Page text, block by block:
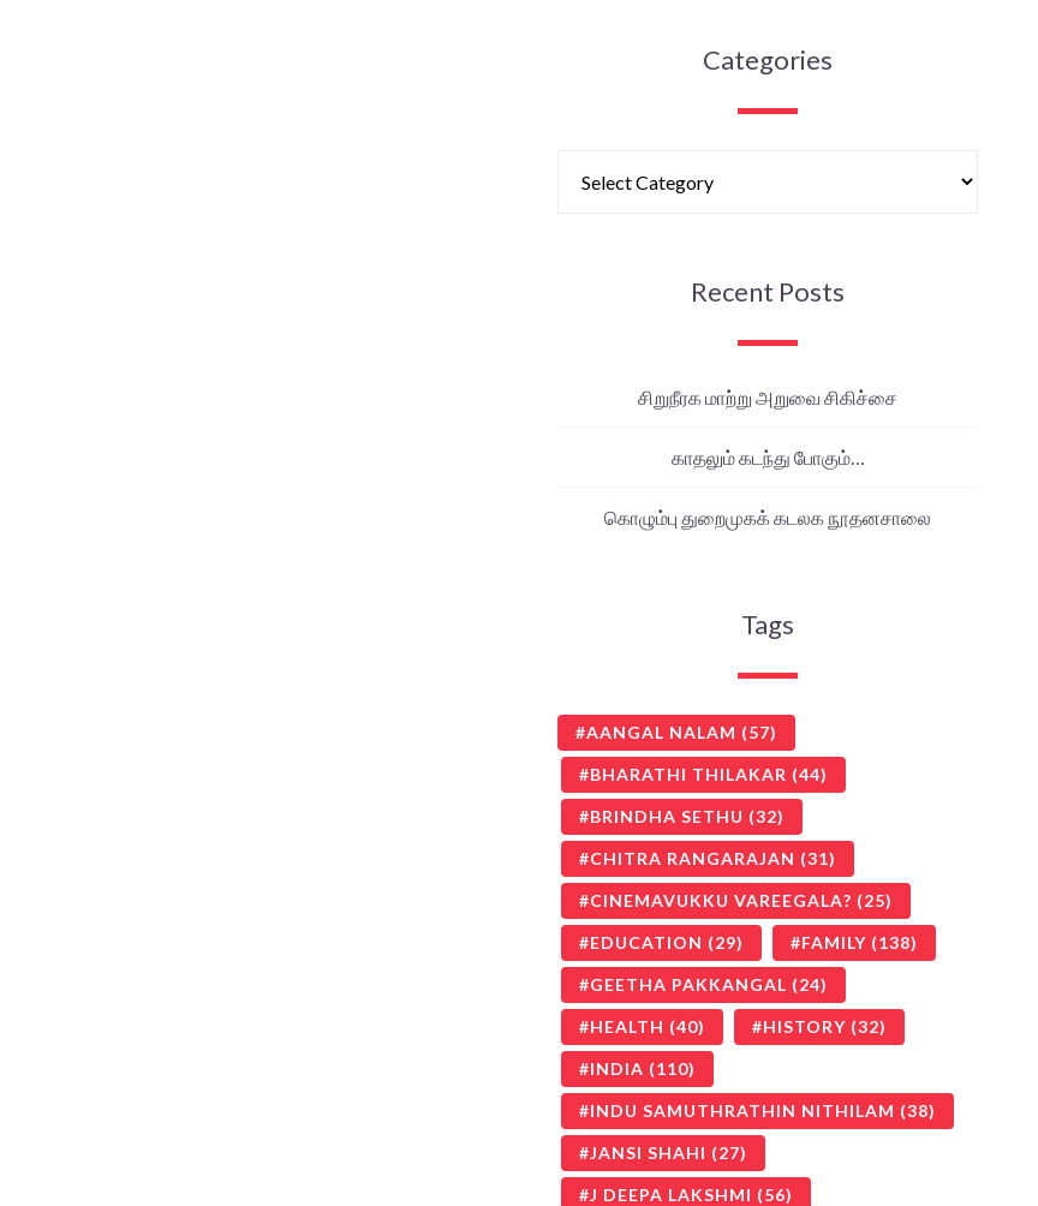
Categories
Recent Posts
சிறுநீரக மாற்று அறுவை சிகிச்சை
காதலும் கடந்து போகும்…
கொழும்பு துறைமுகக் கடலக நூதனசாலை
Tags
AANGAL NALAM (57)
BHARATHI THILAKAR (44)
BRINDHA SETHU (32)
CHITRA RANGARAJAN (31)
CINEMAVUKKU VAREEGALA? (25)
EDUCATION (29) FAMILY (138)
GEETHA PAKKANGAL (24)
HEALTH (40) HISTORY (32)
INDIA (110)
INDU SAMUTHRATHIN NITHILAM (38)
JANSI SHAHI (27)
J DEEPA LAKSHMI (56)